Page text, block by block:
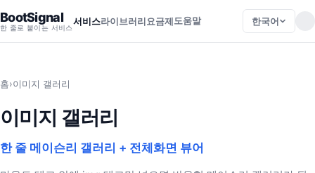
BootSignal
한 줄로 붙이는 서비스
서비스라이브러리요금제도움말 한국어
홈›이미지 갤러리
이미지 갤러리
한 줄 메이슨리 갤러리 + 전체화면 뷰어